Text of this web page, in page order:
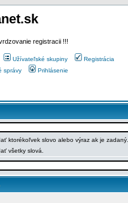
registracii !!!
Užívateľské skupiny
Registrácia
správy Prihlásenie
ktorékoľvek slovo alebo výraz ak je zadaný.
všetky slová.